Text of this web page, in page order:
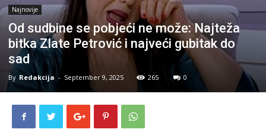
Najnovije
Od sudbine se pobjeći ne može: Najteža
bitka Zlate Petrović i najveći gubitak do
sad
By Redakcija - September 9, 2025 265 0